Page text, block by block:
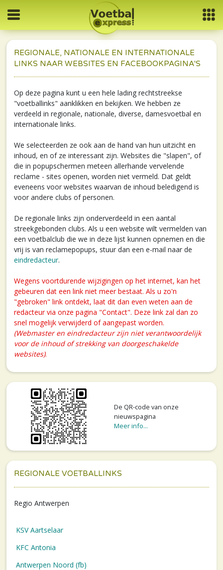
REGIONALE, NATIONALE EN INTERNATIONALE
LINKS NAAR WEBSITES EN FACEBOOKPAGINA'S
Op deze pagina kunt u een hele lading rechtstreekse
"voetballinks" aanklikken en bekijken. We hebben ze
verdeeld in regionale, nationale, diverse, damesvoetbal en
internationale links.
We selecteerden ze ook aan de hand van hun uitzicht en
inhoud, en of ze interessant zijn. Websites die "slapen", of
die in popupschermen meteen allerhande vervelende
reclame - sites openen, worden niet vermeld. Dat geldt
eveneens voor websites waarvan de inhoud beledigend is
voor andere clubs of personen.
De regionale links zijn onderverdeeld in een aantal
streekgebonden clubs. Als u een website wilt vermelden van
een voetbalclub die we in deze lijst kunnen opnemen en die
vrij is van reclamepopups, stuur dan een e-mail naar de
eindredacteur.
Wegens voortdurende wijzigingen op het internet, kan het
gebeuren dat een link niet meer bestaat. Als u zo'n
"gebroken" link ontdekt, laat dit dan even weten aan de
redacteur via onze pagina "Contact". Deze link zal dan zo
snel mogelijk verwijderd of aangepast worden.
(Webmaster en eindredacteur zijn niet verantwoordelijk
voor de inhoud of strekking van doorgeschakelde
websites).
De QR-code van onze
nieuwspagina
Meer info...
REGIONALE VOETBALLINKS
Regio Antwerpen
KSV Aartselaar
KFC Antonia
Antwerpen Noord (fb)